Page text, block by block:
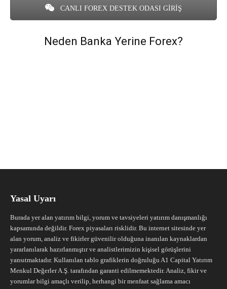
CANLI FOREX DESTEK ODASI GİRİŞ
Neden Banka Yerine Forex?
Yasal Uyarı
Burada yer alan yatırım bilgi, yorum ve tavsiyeleri yatırım danışmanlığı
kapsamında değildir. Forex piyasaları risklidir. Bu internet sitesinde yer
alan yorum, analiz ve fikirler güvenilir olduğuna inanılan kaynaklardan
yararlanılarak hazırlanmıştır ve analistlerimizin kişisel görüşlerini
yansıtmaktadır. Kullanılan tablo grafiklerin doğruluğu A1 Capital Yatırım
Menkul Değerler A.Ş. tarafından garanti edilmemektedir. Analiz, fikir ve
yorumlar bilgi amaçlı verilip, herhangi bir menfaat sağlama amacı